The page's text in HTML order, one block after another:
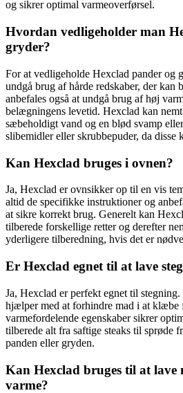
og sikrer optimal varmeoverførsel.
Hvordan vedligeholder man
gryder?
For at vedligeholde Hexclad pander og
undgå brug af hårde redskaber, der kan
anbefales også at undgå brug af høj
belægningens levetid. Hexclad kan
sæbeholdigt vand og en blød svamp
slibemidler eller skrubbepuder, da disse
Kan Hexclad bruges i ovnen?
Ja, Hexclad er ovnsikker op til en vis
altid de specifikke instruktioner og
at sikre korrekt brug. Generelt kan
tilberede forskellige retter og derefter
yderligere tilberedning, hvis det er
Er Hexclad egnet til at lave
Ja, Hexclad er perfekt egnet til
hjælper med at forhindre mad i at klæbe
varmefordelende egenskaber sikrer
tilberede alt fra saftige steaks til sprøde
panden eller gryden.
Kan Hexclad bruges til at
varme?